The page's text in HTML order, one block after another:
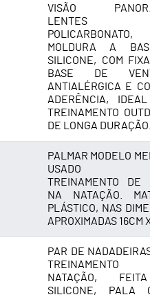
VISÃO
LENTES
POLICARBONATO,
MOLDURA A
SILICONE, COM
BASE DE
ANTIALÉRGICA E
ADERÊNCIA,
TREINAMENTO
DE LONGA
PALMAR MODELO
USADO
TREINAMENTO DE
NA NATAÇÃO.
PLÁSTICO, NAS
APROXIMADAS 16CM
PAR DE
NATAÇÃO,
SILICONE, PALA